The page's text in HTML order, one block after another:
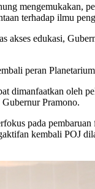
mengemukakan,
terhadap ilmu
edukasi,
peran
dimanfaatkan oleh
Pramono.
pada
kembali